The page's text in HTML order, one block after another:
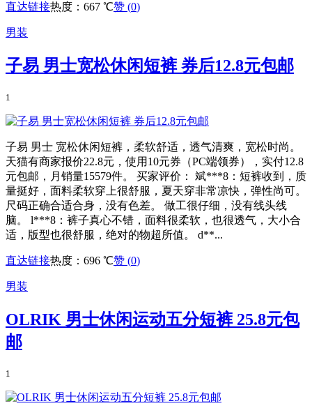
直达链接热度：667 ℃赞 (0)
男装
子易 男士宽松休闲短裤 券后12.8元包邮
1
子易 男士 宽松休闲短裤，柔软舒适，透气清爽，宽松时尚。
天猫有商家报价22.8元，使用10元券（PC端领券），实付12.8
元包邮，月销量15579件。 买家评价： 斌***8：短裤收到，质
量挺好，面料柔软穿上很舒服，夏天穿非常凉快，弹性尚可。
尺码正确合适合身，没有色差。 做工很仔细，没有线头线
脑。 l***8：裤子真心不错，面料很柔软，也很透气，大小合
适，版型也很舒服，绝对的物超所值。 d**...
直达链接热度：696 ℃赞 (0)
男装
OLRIK 男士休闲运动五分短裤 25.8元包
邮
1